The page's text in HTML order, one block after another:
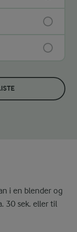
i en blender og
30 sek. eller til